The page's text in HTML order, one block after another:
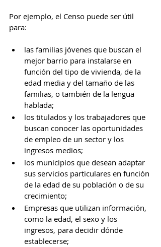
Por ejemplo, el Censo puede ser útil
para:
las familias jóvenes que buscan el
mejor barrio para instalarse en
función del tipo de vivienda, de la
edad media y del tamaño de las
familias, o también de la lengua
hablada;
los titulados y los trabajadores que
buscan conocer las oportunidades
de empleo de un sector y los
ingresos medios;
los municipios que desean adaptar
sus servicios particulares en función
de la edad de su población o de su
crecimiento;
Empresas que utilizan información,
como la edad, el sexo y los
ingresos, para decidir dónde
establecerse;